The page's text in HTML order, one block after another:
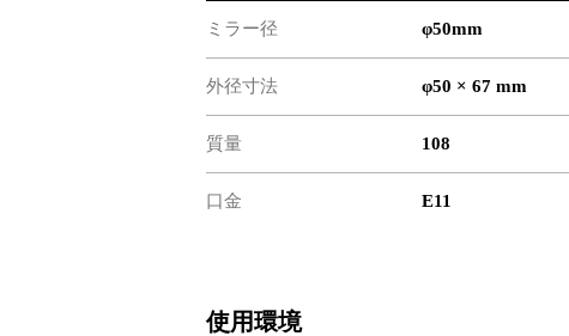
ミラー径 φ50mm
外径寸法 φ50 × 67 mm
質量 108
口金 E11
使用環境